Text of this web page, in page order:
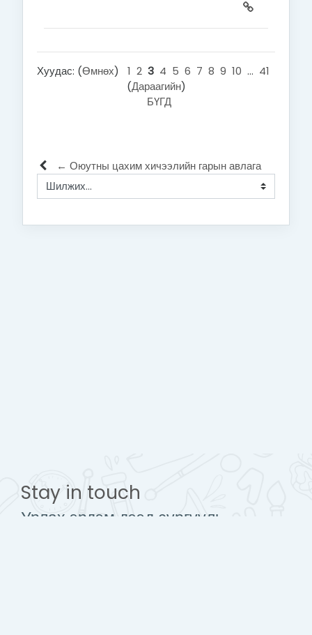
Хуудас: (Өмнөх) 1 2 3 4 5 6 7 8 9 10 ... 41
(Дараагийн)
БҮГД
← Оюутны цахим хичээлийн гарын авлага
Шилжих...
Stay in touch
Урлах эрдэм дээд сургууль